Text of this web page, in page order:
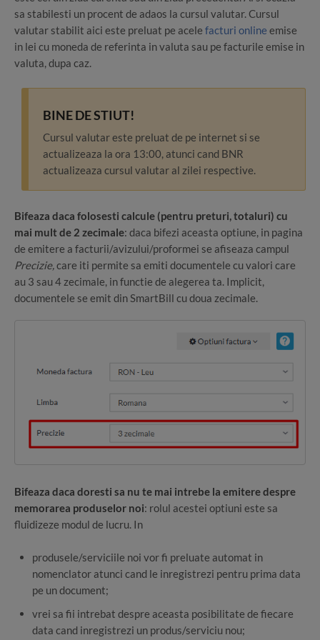
sa stabilesti un procent de adaos la cursul valutar. Cursul
valutar stabilit aici este preluat pe acele facturi online emise
in lei cu moneda de referinta in valuta sau pe facturile emise in
valuta, dupa caz.
BINE DE STIUT!
Cursul valutar este preluat de pe internet si se
actualizeaza la ora 13:00, atunci cand BNR
actualizeaza cursul valutar al zilei respective.
Bifeaza daca folosesti calcule (pentru preturi, totaluri) cu
mai mult de 2 zecimale: daca bifezi aceasta optiune, in pagina
de emitere a facturii/avizului/proformei se afiseaza campul
Precizie,care iti permite sa emiti documentele cu valori care
au 3 sau 4 zecimale, in functie de alegerea ta. Implicit,
documentele se emit din SmartBill cu doua zecimale.
Bifeaza daca doresti sa nu te mai intrebe la emitere despre
memorarea produselor noi: rolul acestei optiuni este sa
fluidizeze modul de lucru. In
produsele/serviciile noi vor fi preluate automat in
nomenclator atunci cand le inregistrezi pentru prima data
pe un document;
vrei sa fii intrebat despre aceasta posibilitate de fiecare
data cand inregistrezi un produs/serviciu nou;